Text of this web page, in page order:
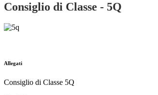
Consiglio di Classe - 5Q
Allegati
Consiglio di Classe 5Q